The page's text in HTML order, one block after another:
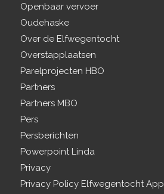
Openbaar vervoer
Oudehaske
Over de Elfwegentocht
Overstapplaatsen
Parelprojecten HBO
Partners
Partners MBO
Pers
Persberichten
Powerpoint Linda
Privacy
Privacy Policy Elfwegentocht App